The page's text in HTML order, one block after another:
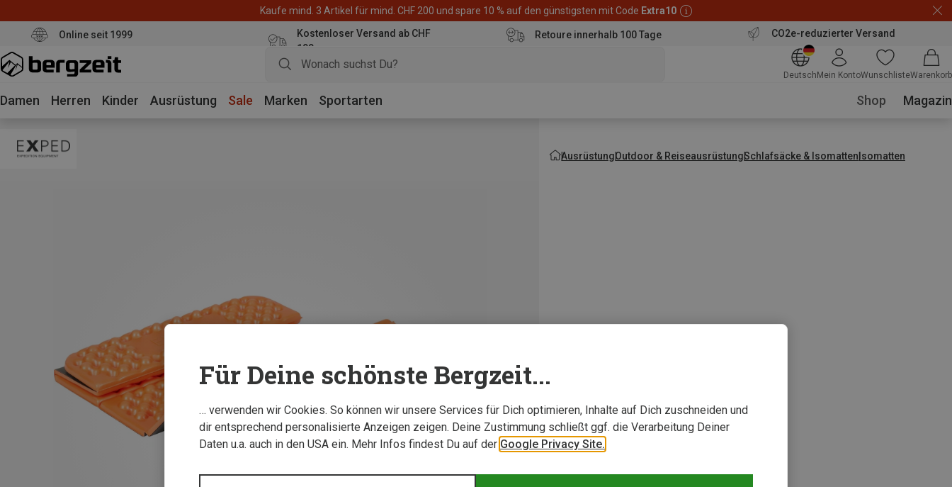
Kaufe mind. 3 Artikel für mind. CHF 200 und spare 10 % auf den günstigsten mit Code Extra10
Online seit 1999
Kostenloser Versand ab CHF
100
Retoure innerhalb 100 Tage CO2e-reduzierter Versand
Deutsch Mein KontoWunschlisteWarenkorb
Damen Herren Kinder Ausrüstung Sale Marken Sportarten Shop Magazin
AusrüstungOutdoor & ReiseausrüstungSchlafsäcke & IsomattenIsomatten
Für Deine schönste Bergzeit...
… verwenden wir Cookies. So können wir unsere Services für Dich optimieren, Inhalte auf Dich zuschneiden und
dir entsprechend personalisierte Anzeigen zeigen. Deine Zustimmung schließt ggf. die Verarbeitung Deiner
Daten u.a. auch in den USA ein. Mehr Infos findest Du auf der Google Privacy Site.